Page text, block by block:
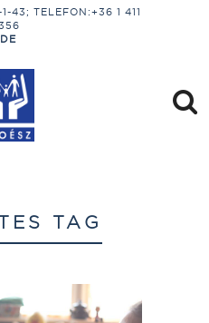
43; TELEFON:+36 1 411
DE
TAG